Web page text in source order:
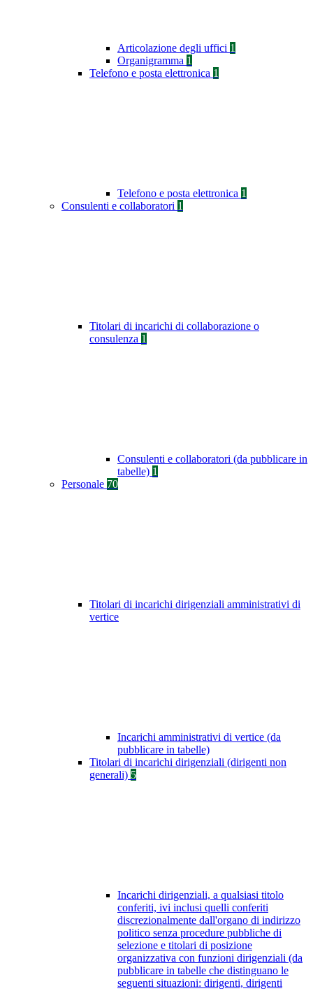
Articolazione degli uffici 1
Organigramma 1
Telefono e posta elettronica 1
Telefono e posta elettronica 1
Consulenti e collaboratori 1
Titolari di incarichi di collaborazione o
consulenza 1
Consulenti e collaboratori (da pubblicare in
tabelle) 1
Personale 70
Titolari di incarichi dirigenziali amministrativi di
vertice
Incarichi amministrativi di vertice (da
pubblicare in tabelle)
Titolari di incarichi dirigenziali (dirigenti non
generali) 5
Incarichi dirigenziali, a qualsiasi titolo
conferiti, ivi inclusi quelli conferiti
discrezionalmente dall'organo di indirizzo
politico senza procedure pubbliche di
selezione e titolari di posizione
organizzativa con funzioni dirigenziali (da
pubblicare in tabelle che distinguano le
seguenti situazioni: dirigenti, dirigenti